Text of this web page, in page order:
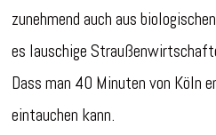
zunehmend auch aus
es lauschige
Dass man 40 Minuten von Köln
eintauchen kann.